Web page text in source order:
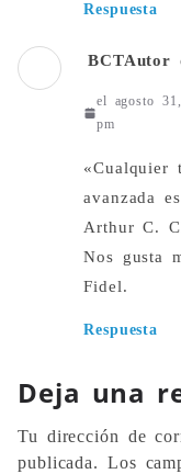
Respuesta
BCTAutor
el agosto
pm
«Cualquier
avanzada
Arthur C.
Nos gusta
Fidel.
Respuesta
Deja una
Tu dirección de
publicada. Los